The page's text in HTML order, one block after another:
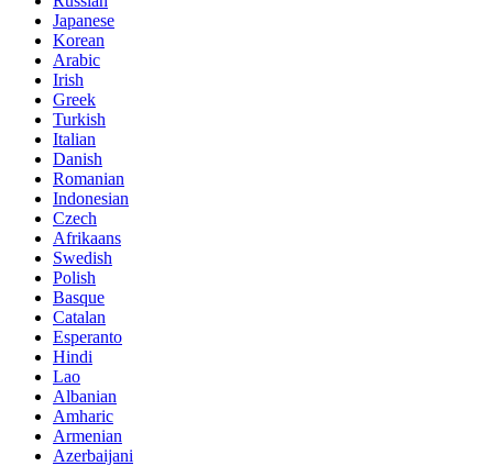
Japanese
Korean
Arabic
Irish
Greek
Turkish
Italian
Danish
Romanian
Indonesian
Czech
Afrikaans
Swedish
Polish
Basque
Catalan
Esperanto
Hindi
Lao
Albanian
Amharic
Armenian
Azerbaijani